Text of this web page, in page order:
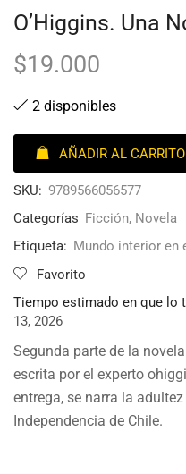
O’Higgins. Una
$19.000
2 disponibles
AÑADIR AL CARRITO
SKU: 9789566056577
Categorías Ficción, Novela
Etiqueta: Mundo interior en
Favorito
Tiempo estimado en que lo
13, 2026
Segunda parte de la
escrita por el experto
entrega, se narra la
Independencia de Chile.